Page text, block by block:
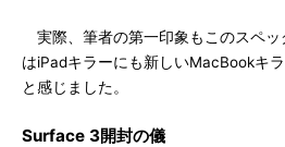
実際、筆者の第一印象もこのスペ
はiPadキラーにも新しいMacBookキ
と感じました。
Surface 3開封の儀